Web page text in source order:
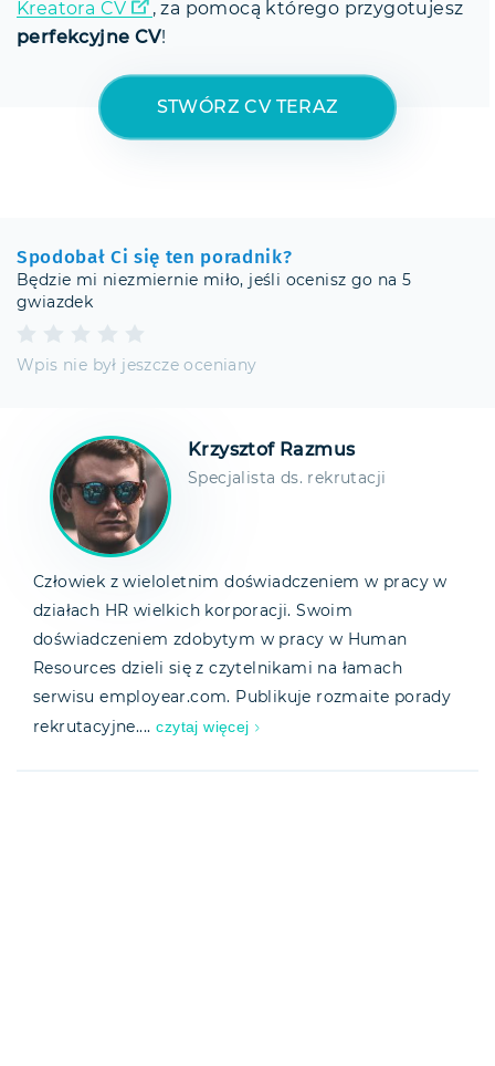
Kreatora CV
, za pomocą którego przygotujesz
perfekcyjne CV!
STWÓRZ CV TERAZ
Spodobał Ci się ten poradnik?
Będzie mi niezmiernie miło, jeśli ocenisz go na 5
gwiazdek
Wpis nie był jeszcze oceniany
Krzysztof Razmus
Specjalista ds. rekrutacji
Człowiek z wieloletnim doświadczeniem w pracy w
działach HR wielkich korporacji. Swoim
doświadczeniem zdobytym w pracy w Human
Resources dzieli się z czytelnikami na łamach
serwisu employear.com. Publikuje rozmaite porady
rekrutacyjne.... czytaj więcej